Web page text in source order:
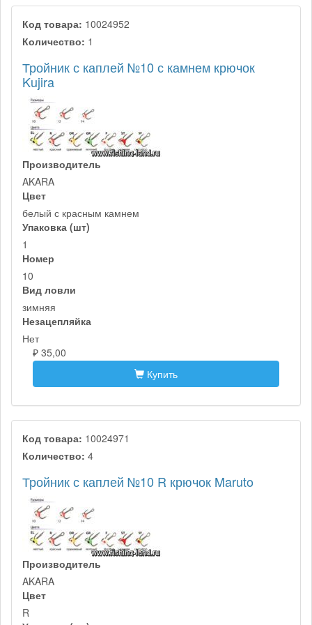
Код товара: 10024952
Количество: 1
Тройник с каплей №10 с камнем крючок
Kujira
Производитель
AKARA
Цвет
белый с красным камнем
Упаковка (шт)
1
Номер
10
Вид ловли
зимняя
Незацепляйка
Нет
₽ 35,00
Купить
Код товара: 10024971
Количество: 4
Тройник с каплей №10 R крючок Maruto
Производитель
AKARA
Цвет
R